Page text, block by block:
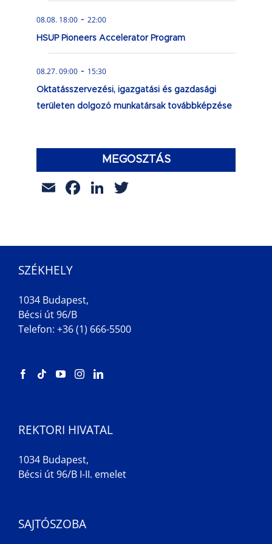
08.08. 18:00 - 22:00
HSUP Pioneers Accelerator Program
08.27. 09:00 - 15:30
Oktatásszervezési, igazgatási és gazdasági
területen dolgozó munkatársak továbbképzése
MEGOSZTÁS
EmailFacebook
LinkedIn
SZÉKHELY
1034 Budapest,
Bécsi út 96/B
Telefon: +36 (1) 666-5500
REKTORI HIVATAL
1034 Budapest,
Bécsi út 96/B I-II. emelet
SAJTÓSZOBA